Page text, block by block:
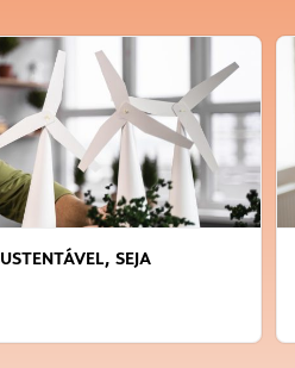
SEJA